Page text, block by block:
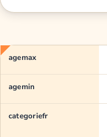
agemax
agemin
categoriefr